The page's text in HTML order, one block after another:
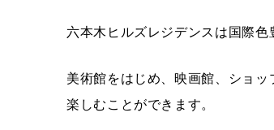
六本木ヒルズレジデンスは国際色
美術館をはじめ、映画館、ショ
楽しむことができます。